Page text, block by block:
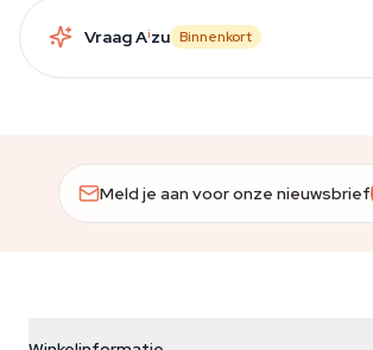
Vraag Aizu Binnenkort
Meld je aan voor onze nieuwsbrief